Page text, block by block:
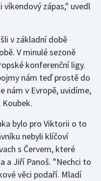
zápas," uvedl
v základní době
V minulé sezoně
konferenční ligy.
nám teď prostě do
nám v Evropě, uvidíme,
bylo pro Viktorii o to
nebyli klíčoví
s Červem, které
a Jiří Panoš. "Nechci to
věci podaří. Mladí